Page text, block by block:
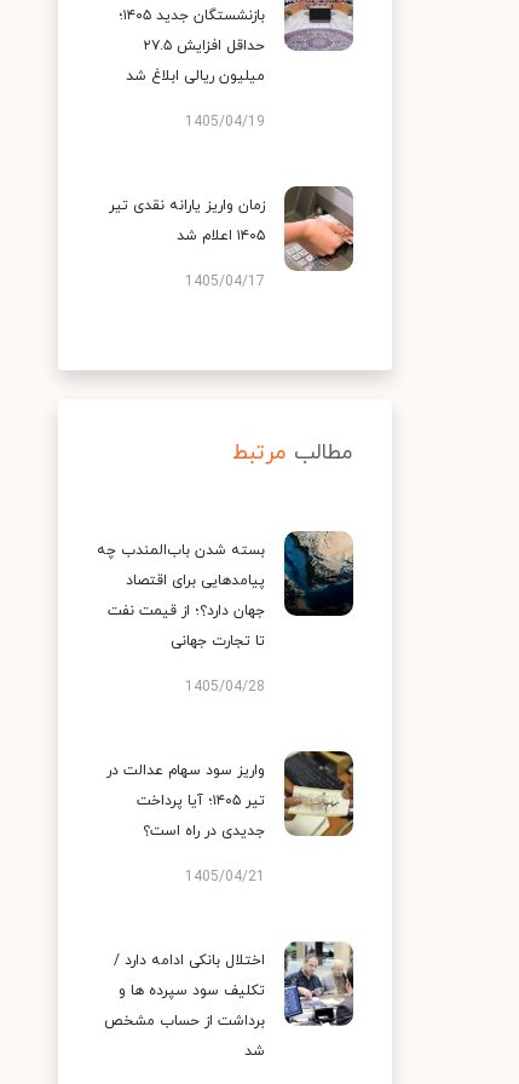
بازنشستگان جدید ۱۴۰۵؛
حداقل افزایش ۲۷.۵
میلیون ریالی ابلاغ شد
1405/04/19
زمان واریز یارانه نقدی تیر
۱۴۰۵ اعلام شد
1405/04/17
مطالب مرتبط
بسته شدن باب‌المندب چه
پیامدهایی برای اقتصاد
جهان دارد؟؛ از قیمت نفت
تا تجارت جهانی
1405/04/28
واریز سود سهام عدالت در
تیر ۱۴۰۵؛ آیا پرداخت
جدیدی در راه است؟
1405/04/21
اختلال بانکی ادامه دارد /
تکلیف سود سپرده ها و
برداشت از حساب مشخص
شد